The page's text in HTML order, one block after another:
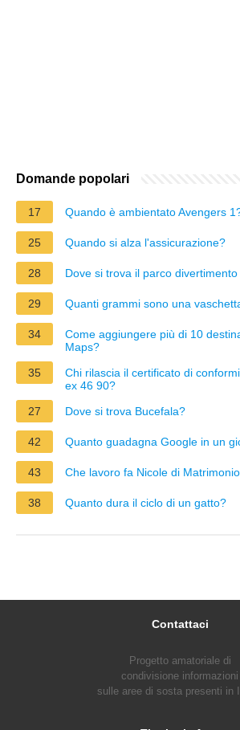
Domande popolari
17 Quando è ambientato Avengers
25 Quando si alza l'assicurazione?
28 Dove si trova il parco
29 Quanti grammi sono una
34
Come aggiungere più di 10
Maps?
35
Chi rilascia il certificato di
ex 46 90?
27
Dove si trova Bucefala?
42 Quanto guadagna Google in un
43 Che lavoro fa Nicole di
38 Quanto dura il ciclo di un gatto?
Contattaci
Progetto amatoriale di
condivisione informazioni
sulle aree di sosta presenti in